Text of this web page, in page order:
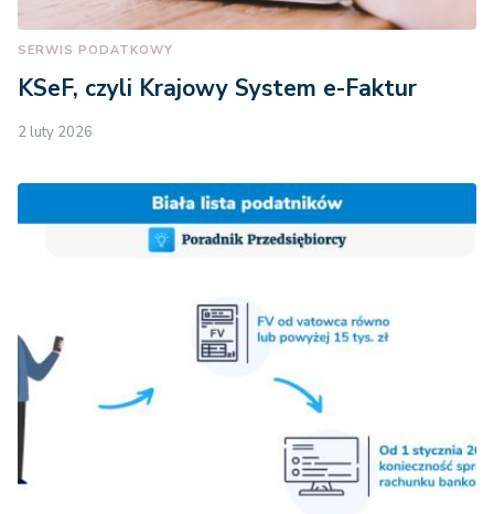
SERWIS PODATKOWY
KSeF, czyli Krajowy System e-Faktur
2 luty 2026